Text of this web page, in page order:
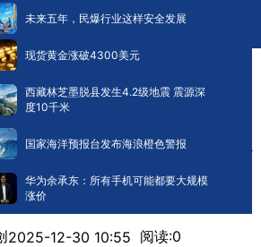
未来五年，民爆行业这样安全发展
现货黄金涨破4300美元
西藏林芝墨脱县发生4.2级地震 震源深
度10千米
国家海洋预报台发布海浪橙色警报
华为余承东：所有手机可能都要大规模
涨价
媒体集团 关于人
的公示
2025-12-30 10:55 阅读:0